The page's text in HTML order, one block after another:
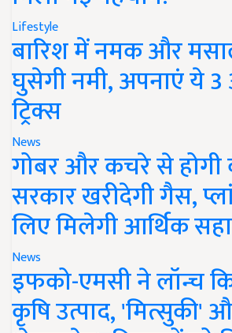
Lifestyle
बारिश में नमक और
घुसेगी नमी, अपनाएं ये
ट्रिक्स
News
गोबर और कचरे से होगी
सरकार खरीदेगी गैस,
लिए मिलेगी आर्थिक
News
इफको-एमसी ने लॉन्च
कृषि उत्पाद, 'मित्सुकी'